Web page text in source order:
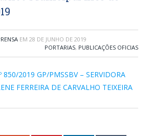
EM 28 DE JUNHO DE 2019
PORTARIAS, PUBLICAÇÕES OFICIAS
850/2019 GP/PMSSBV – SERVIDORA
FERREIRA DE CARVALHO TEIXEIRA